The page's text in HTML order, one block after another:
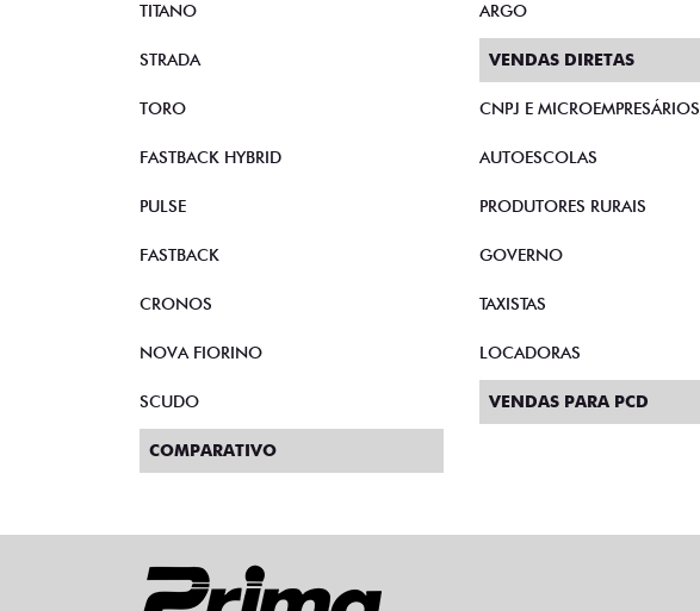
TITANO
STRADA
TORO
FASTBACK HYBRID
PULSE
FASTBACK
CRONOS
NOVA FIORINO
SCUDO
ARGO
VENDAS DIRETAS
CNPJ E MICROEMPRESÁRIOS
AUTOESCOLAS
PRODUTORES RURAIS
GOVERNO
TAXISTAS
LOCADORAS
VENDAS PARA PCD
COMPARATIVO